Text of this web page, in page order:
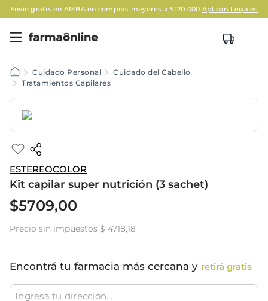
Envío gratis en AMBA en compras mayores a $120.000 Aplican Legales
Cuidado Personal
Cuidado del Cabello
Tratamientos Capilares
ESTEREOCOLOR
Kit capilar super nutrición (3 sachet)
$5709,00
Precio sin impuestos $ 4718,18
Encontrá tu farmacia más cercana y retirá gratis